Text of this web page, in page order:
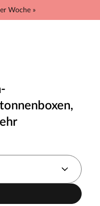
Woche »